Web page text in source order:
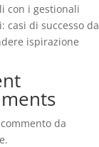
con i gestionali
casi di successo da
ispirazione
da